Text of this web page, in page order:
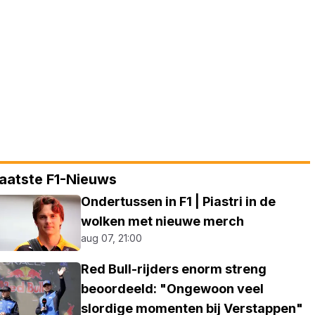
F1-Nieuws
Ondertussen in F1 | Piastri in de
wolken met nieuwe merch
aug 07, 21:00
Red Bull-rijders enorm streng
beoordeeld: "Ongewoon veel
slordige momenten bij Verstappen"